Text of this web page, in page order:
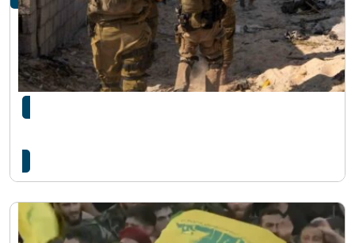
हमासले युद्धविराम सम्झौता उल्लङ्घन गरेको भन्दै घर
प्यालेस्टाइनी माथि इजरायलको…